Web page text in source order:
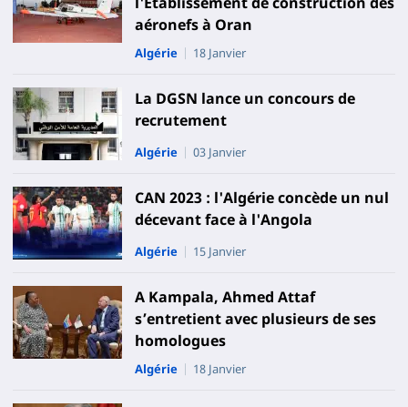
aéronefs à Oran
Algérie 18 Janvier
La DGSN lance un concours de
recrutement
Algérie 03 Janvier
CAN 2023 : l'Algérie concède un nul
décevant face à l'Angola
Algérie 15 Janvier
A Kampala, Ahmed Attaf
s’entretient avec plusieurs de ses
homologues
Algérie 18 Janvier